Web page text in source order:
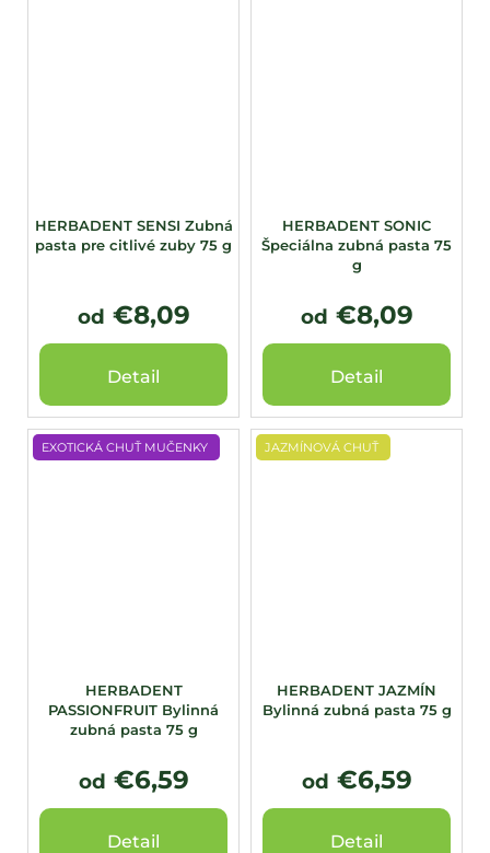
HERBADENT SENSI Zubná
pasta pre citlivé zuby 75 g
od €8,09
Detail
HERBADENT SONIC
Špeciálna zubná pasta 75
g
od €8,09
Detail
EXOTICKÁ CHUŤ MUČENKY
HERBADENT
PASSIONFRUIT Bylinná
zubná pasta 75 g
od €6,59
Detail
JAZMÍNOVÁ CHUŤ
HERBADENT JAZMÍN
Bylinná zubná pasta 75 g
od €6,59
Detail